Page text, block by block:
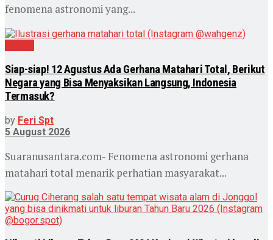
fenomena astronomi yang...
Siap-siap! 12 Agustus Ada Gerhana Matahari Total, Berikut
Negara yang Bisa Menyaksikan Langsung, Indonesia
Termasuk?
by Feri Spt
5 August 2026
Suaranusantara.com- Fenomena astronomi gerhana
matahari total menarik perhatian masyarakat...